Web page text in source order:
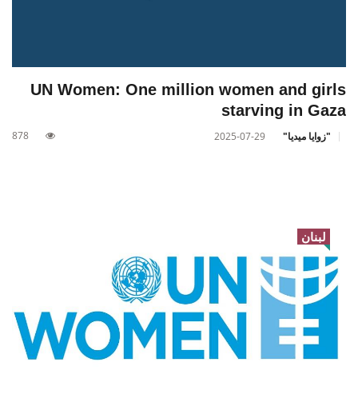
UN Women: One million women and girls
starving in Gaza
"زوايا ميديا" 2025-07-29
878
لبنان